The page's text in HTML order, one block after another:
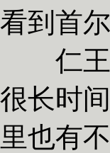
看到首
仁王
很长时
里也有